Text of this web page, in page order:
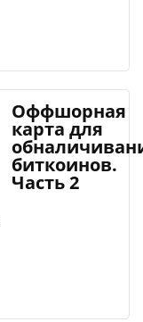
Оффшорная
карта для
биткоинов.
Часть 2